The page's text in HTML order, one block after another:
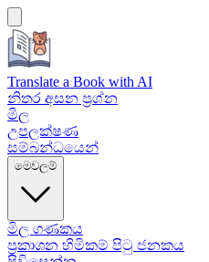
Translate a Book with AI
නිතර අසන ප්‍රශ්න
මිල
උපලක්ෂණ
සම්බන්ධයෙන්
මෙවලම්
මිල ගණකය
ප්‍රකාශන හිමිකම් පිටු ජනකය